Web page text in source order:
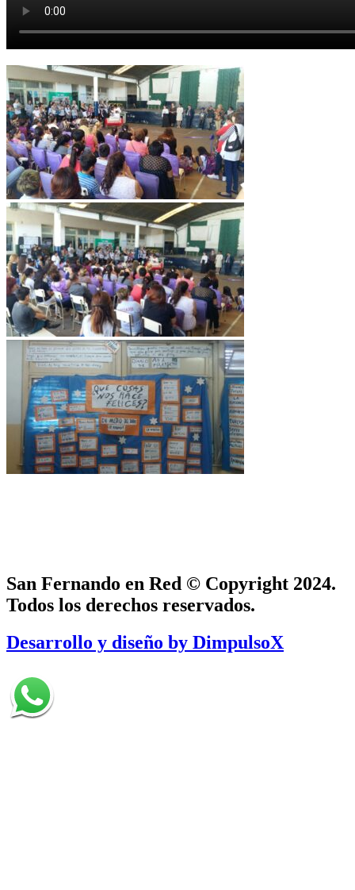
San Fernando en Red © Copyright 2024.
Todos los derechos reservados.
Desarrollo y diseño by DimpulsoX